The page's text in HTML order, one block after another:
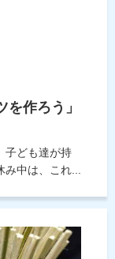
作ろう」
子ども達が持
中は、これ...